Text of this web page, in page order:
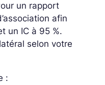
un rapport
afin
un IC à 95 %.
selon votre
: